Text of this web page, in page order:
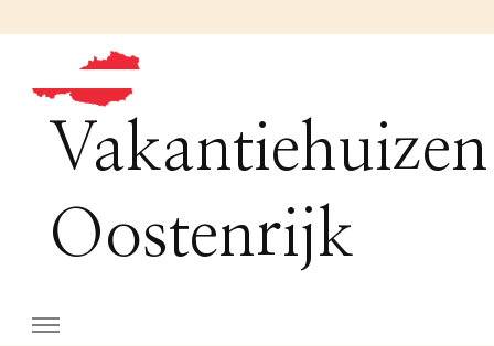
Vakantiehuizen
Oostenrijk